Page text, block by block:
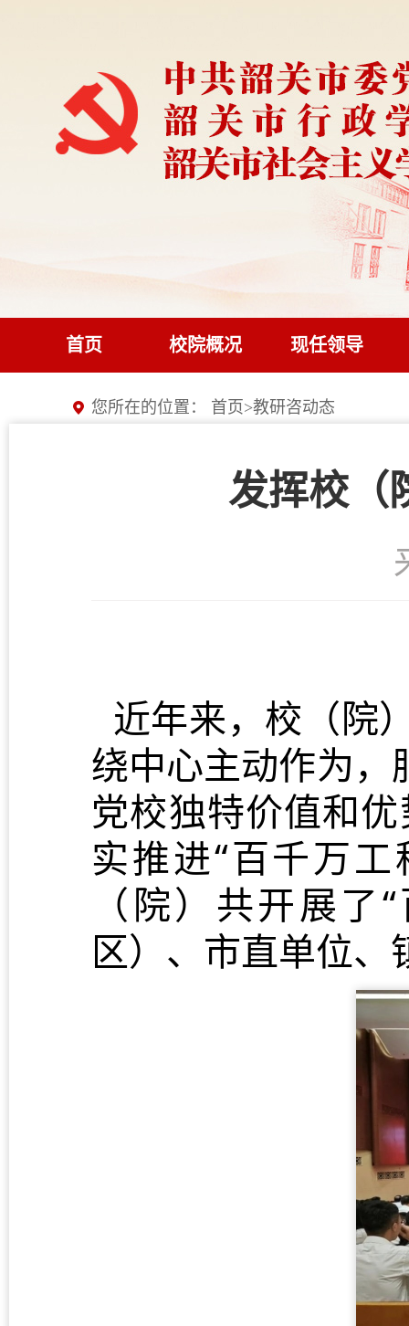
首页 校院概况 现任领导
您所在的位置： 首页>教研咨动态
发挥校（
近年来，校（院
绕中心主动作为，
党校独特价值和
实推进“百千万
（院）共开展
区）、市直单位